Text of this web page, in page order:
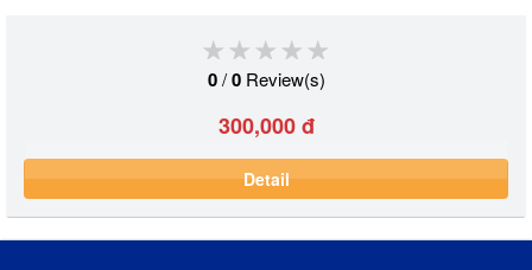
★★★★★
★★★★★
★★★★★
0/0Review(s)
300,000 đ
Detail